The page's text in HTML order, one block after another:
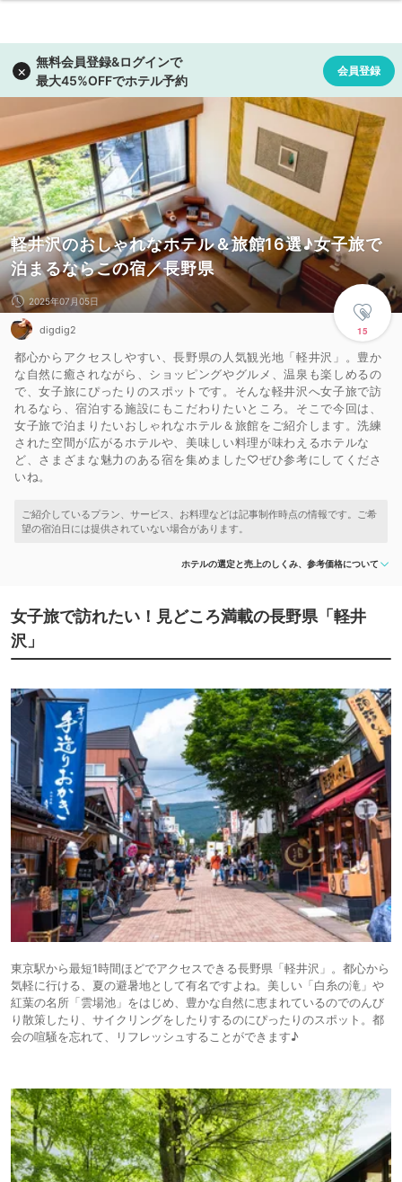
軽井沢のおしゃれなホテル＆旅館16選♪女子旅で
泊まるならこの宿／長野県
15
2025年07月05日
digdig2
都心からアクセスしやすい、長野県の人気観光地「軽井沢」。豊か
な自然に癒されながら、ショッピングやグルメ、温泉も楽しめるの
で、女子旅にぴったりのスポットです。そんな軽井沢へ女子旅で訪
れるなら、宿泊する施設にもこだわりたいところ。そこで今回は、
女子旅で泊まりたいおしゃれなホテル＆旅館をご紹介します。洗練
された空間が広がるホテルや、美味しい料理が味わえるホテルな
ど、さまざまな魅力のある宿を集めました♡ぜひ参考にしてくださ
いね。
ホテルの選定と売上のしくみ、参考価格について
女子旅で訪れたい！見どころ満載の長野県「軽井
沢」
東京駅から最短1時間ほどでアクセスできる長野県「軽井沢」。都心から
気軽に行ける、夏の避暑地として有名ですよね。美しい「白糸の滝」や
紅葉の名所「雲場池」をはじめ、豊かな自然に恵まれているのでのんび
り散策したり、サイクリングをしたりするのにぴったりのスポット。都
会の喧騒を忘れて、リフレッシュすることができます♪